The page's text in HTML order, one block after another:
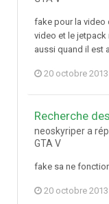
fake pour la video
video et le
aussi quand il est
20 octobre 2013
Recherche
neoskyriper a
GTA V
fake sa ne
20 octobre 2013